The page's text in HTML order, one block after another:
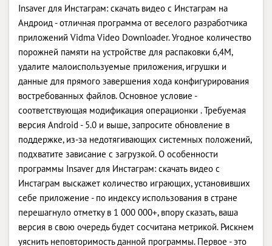
Insaver для Инстаграм: скачать видео с Инстаграм на
Андроид - отличная программа от веселого разработчика
приложений Vidma Video Downloader. Угодное количество
порожней памяти на устройстве для распаковки 6,4M,
удалите малоиспользуемые приложения, игрушки и
данные для прямого завершения хода конфигурирования
востребованных файлов. Основное условие -
соответствующая модификация операционки . Требуемая
версия Android - 5.0 и выше, запросите обновление в
поддержке, из-за недотягивающих системных положений,
подхватите зависание с загрузкой. О особенности
программы Insaver для Инстаграм: скачать видео с
Инстаграм выскажет количество играющих, установивших
себе приложение - по индексу использования в стране
перешагнуло отметку в 1 000 000+, впору сказать, ваша
версия в свою очередь будет сосчитана метрикой. Рискнем
уяснить неповторимость данной программы. Первое - это